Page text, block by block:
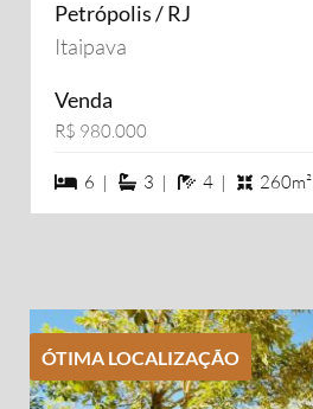
Petrópolis / RJ
Itaipava
Venda
R$ 980.000
6 dormiórios
6 | 3 suítes
3 | 4 banheiros
4 | 260m²
ÓTIMA LOCALIZAÇÃO